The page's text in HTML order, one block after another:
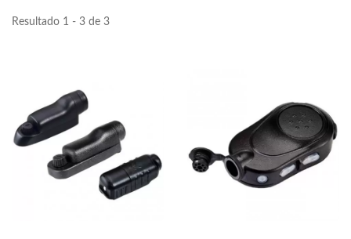
Resultado 1 - 3 de 3